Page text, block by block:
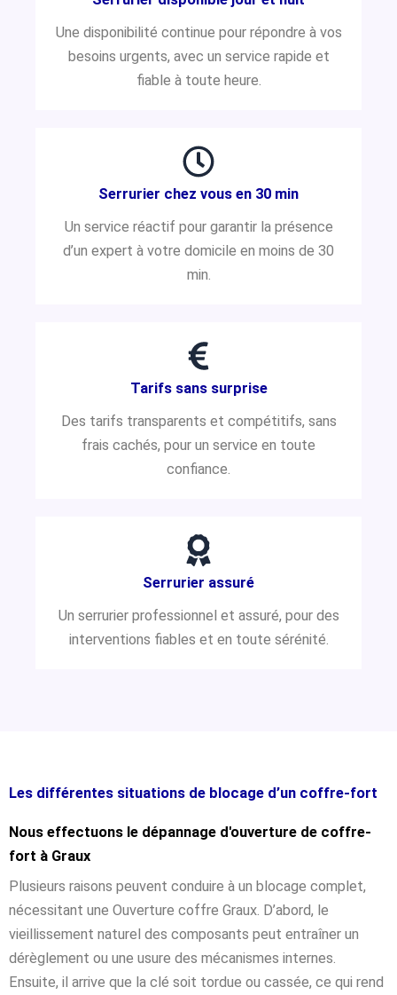
Une disponibilité continue pour répondre à vos
besoins urgents, avec un service rapide et
fiable à toute heure.
Serrurier chez vous en 30 min
Un service réactif pour garantir la présence
d’un expert à votre domicile en moins de 30
min.
Tarifs sans surprise
Des tarifs transparents et compétitifs, sans
frais cachés, pour un service en toute
confiance.
Serrurier assuré
Un serrurier professionnel et assuré, pour des
interventions fiables et en toute sérénité.
Les différentes situations de blocage d’un coffre-fort
Nous effectuons le dépannage d'ouverture de coffre-
fort à Graux
Plusieurs raisons peuvent conduire à un blocage complet,
nécessitant une Ouverture coffre Graux. D’abord, le
vieillissement naturel des composants peut entraîner un
dérèglement ou une usure des mécanismes internes.
Ensuite, il arrive que la clé soit tordue ou cassée, ce qui rend